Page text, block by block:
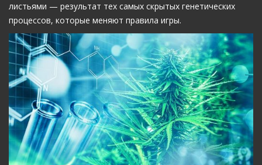
листьями — результат тех самых скрытых генетических
процессов, которые меняют правила игры.